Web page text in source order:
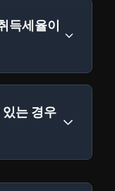
득세율이
는 경우